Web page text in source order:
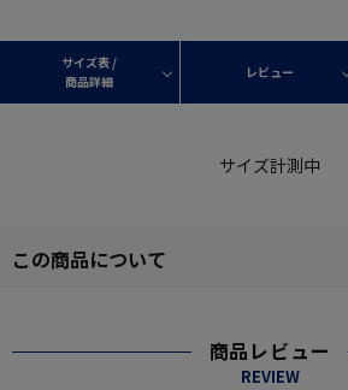
サイズ表 /
商品詳細
レビュー
サイズ計測中
この商品について
商品レビュー
REVIEW